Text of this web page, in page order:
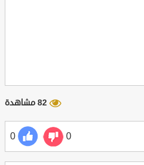
82 مشاهدة
0
0